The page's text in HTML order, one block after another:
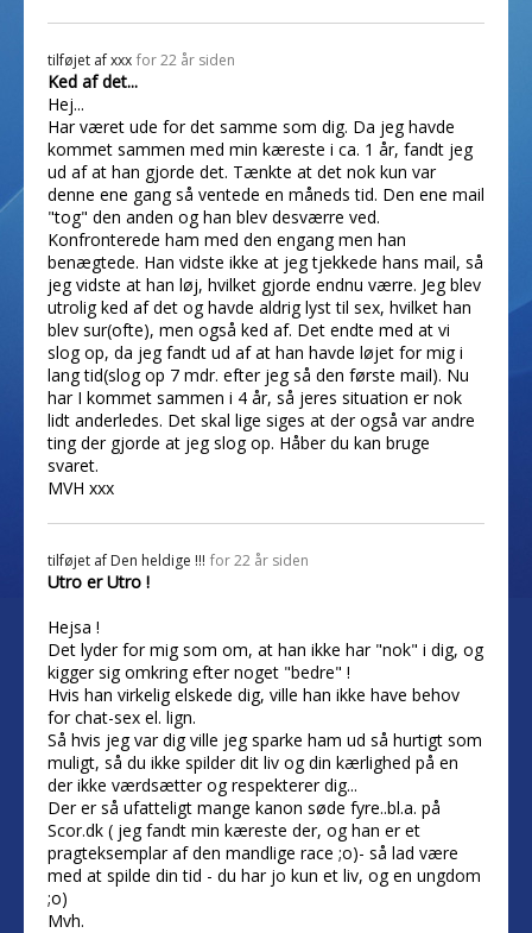
tilføjet afxxx for 22 år siden
Ked af det...
Hej...
Har været ude for det samme som dig. Da jeg havde
kommet sammen med min kæreste i ca. 1 år, fandt jeg
ud af at han gjorde det. Tænkte at det nok kun var
denne ene gang så ventede en måneds tid. Den ene mail
"tog" den anden og han blev desværre ved.
Konfronterede ham med den engang men han
benægtede. Han vidste ikke at jeg tjekkede hans mail, så
jeg vidste at han løj, hvilket gjorde endnu værre. Jeg blev
utrolig ked af det og havde aldrig lyst til sex, hvilket han
blev sur(ofte), men også ked af. Det endte med at vi
slog op, da jeg fandt ud af at han havde løjet for mig i
lang tid(slog op 7 mdr. efter jeg så den første mail). Nu
har I kommet sammen i 4 år, så jeres situation er nok
lidt anderledes. Det skal lige siges at der også var andre
ting der gjorde at jeg slog op. Håber du kan bruge
svaret.
MVH xxx
tilføjet af Den heldige !!! for 22 år siden
Utro er Utro !
Hejsa !
Det lyder for mig som om, at han ikke har "nok" i dig, og
kigger sig omkring efter noget "bedre" !
Hvis han virkelig elskede dig, ville han ikke have behov
for chat-sex el. lign.
Så hvis jeg var dig ville jeg sparke ham ud så hurtigt som
muligt, så du ikke spilder dit liv og din kærlighed på en
der ikke værdsætter og respekterer dig...
Der er så ufatteligt mange kanon søde fyre..bl.a. på
Scor.dk ( jeg fandt min kæreste der, og han er et
pragteksemplar af den mandlige race ;o)- så lad være
med at spilde din tid - du har jo kun et liv, og en ungdom
;o)
Mvh.